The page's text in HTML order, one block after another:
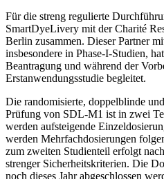
Für die streng regulierte
SmartDyeLivery mit der Charité
Berlin zusammen. Dieser Partner
insbesondere in Phase-I-Studien,
Beantragung und während der
Erstanwendungsstudie begleitet.
Die randomisierte, doppelblinde
Prüfung von SDL-M1 ist in zwei
werden aufsteigende
werden Mehrfachdosierungen
zum zweiten Studienteil erfolgt
strenger Sicherheitskriterien. Die
noch dieses Jahr abgeschlossen